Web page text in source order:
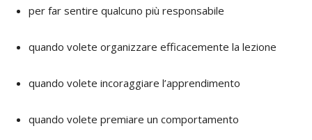
per far sentire qualcuno più responsabile
quando volete organizzare efficacemente la lezione
quando volete incoraggiare l’apprendimento
quando volete premiare un comportamento